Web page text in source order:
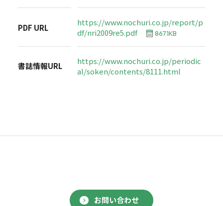
PDF URL
https://www.nochuri.co.jp/report/p
df/nri2009re5.pdf
867.1KB
書誌情報URL
https://www.nochuri.co.jp/periodic
al/soken/contents/8111.html
お問い合わせ